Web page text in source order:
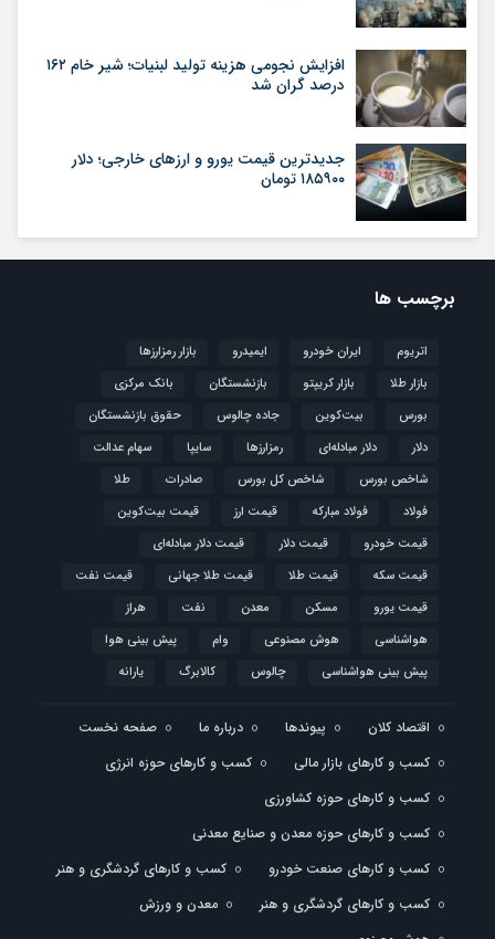
افزایش نجومی هزینه تولید لبنیات؛ شیر خام ۱۶۲
درصد گران شد
جدیدترین قیمت یورو و ارزهای خارجی؛ دلار
۱۸۵۹۰۰ تومان
برچسب ها
اتریوم ایران خودرو ایمیدرو
بازار رمزارزها
بازار طلا
بازار کریپتو بازنشستگان
بانک مرکزی
بورس
بیت‌کوین جاده چالوس
حقوق بازنشستگان
دلار
دلار مبادله‌ای رمزارزها سایپا
سهام عدالت
شاخص بورس
شاخص کل بورس صادرات
طلا
فولاد
فولاد مبارکه قیمت ارز
قیمت بیت‌کوین
قیمت خودرو
قیمت دلار
قیمت دلار مبادله‌ای
قیمت سکه
قیمت طلا قیمت طلا جهانی
قیمت نفت
قیمت یورو
مسکن معدن نفت
هراز
هواشناسی
هوش مصنوعی وام
پیش بینی هوا
پیش بینی هواشناسی
چالوس کالابرگ یارانه
اقتصاد کلان پیوندها درباره ما
صفحه نخست
کسب و کارهای بازار مالی
کسب و کارهای حوزه انرژی
کسب و کارهای حوزه کشاورزی
کسب و کارهای حوزه معدن و صنایع معدنی
کسب و کارهای صنعت خودرو
کسب و کارهای گردشگری و هنر
کسب و کارهای گردشگری و هنر
معدن و ورزش